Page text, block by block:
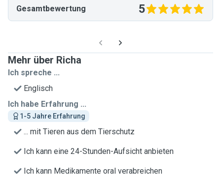
Gesamtbewertung 5
Mehr über Richa
Ich spreche ...
Englisch
Ich habe Erfahrung ...
1-5 Jahre Erfahrung
... mit Tieren aus dem Tierschutz
Ich kann eine 24-Stunden-Aufsicht anbieten
Ich kann Medikamente oral verabreichen